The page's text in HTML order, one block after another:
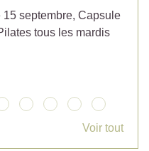
septembre, Capsule
tous les mardis
Voir tout